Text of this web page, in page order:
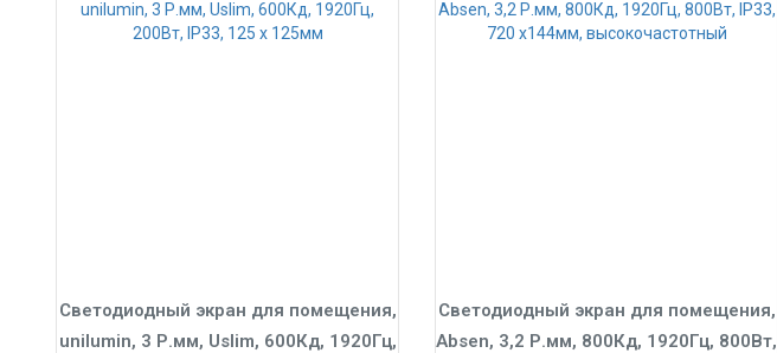
Светодиодный экран для помещения,
unilumin, 3 Р.мм, Uslim, 600Кд, 1920Гц,
Светодиодный экран для помещения,
Absen, 3,2 Р.мм, 800Кд, 1920Гц, 800Вт,